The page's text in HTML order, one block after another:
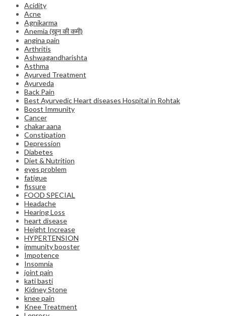
Acidity
Acne
Agnikarma
Anemia (खून की कमी)
angina pain
Arthritis
Ashwagandharishta
Asthma
Ayurved Treatment
Ayurveda
Back Pain
Best Ayurvedic Heart diseases Hospital in Rohtak
Boost Immunity
Cancer
chakar aana
Constipation
Depression
Diabetes
Diet & Nutrition
eyes problem
fatigue
fissure
FOOD SPECIAL
Headache
Hearing Loss
heart disease
Height Increase
HYPERTENSION
immunity booster
Impotence
Insomnia
joint pain
kati basti
Kidney Stone
knee pain
Knee Treatment